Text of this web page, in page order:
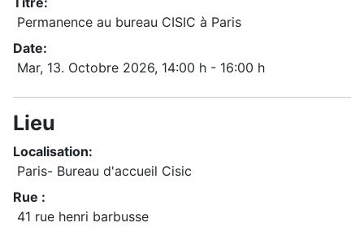
Permanence au bureau CISIC à Paris
Date:
Mar, 13. Octobre 2026, 14:00 h - 16:00 h
Lieu
Localisation:
Paris- Bureau d'accueil Cisic
Rue :
41 rue henri barbusse